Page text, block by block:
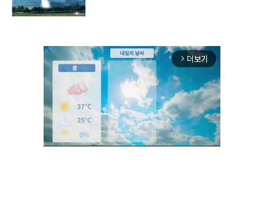
arrow_forward_ios 더보기